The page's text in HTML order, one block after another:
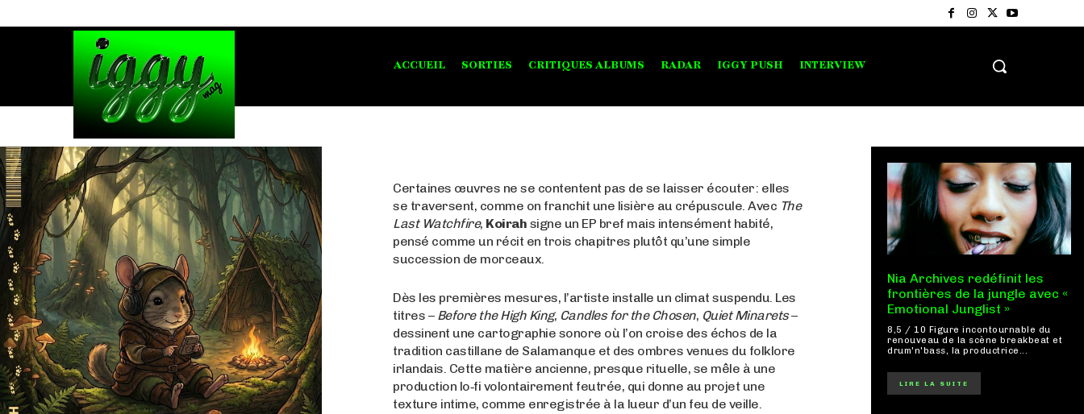
ACCUEIL SORTIES CRITIQUES ALBUMS RADAR IGGY PUSH INTERVIEW
Certaines œuvres ne se contentent pas de se laisser écouter : elles
se traversent, comme on franchit une lisière au crépuscule. Avec The
Last Watchfire, Koirah signe un EP bref mais intensément habité,
pensé comme un récit en trois chapitres plutôt qu’une simple
succession de morceaux.
Dès les premières mesures, l’artiste installe un climat suspendu. Les
titres – Before the High King, Candles for the Chosen, Quiet Minarets–
dessinent une cartographie sonore où l’on croise des échos de la
tradition castillane de Salamanque et des ombres venues du folklore
irlandais. Cette matière ancienne, presque rituelle, se mêle à une
production lo‑fi volontairement feutrée, qui donne au projet une
texture intime, comme enregistrée à la lueur d’un feu de veille.
Nia Archives redéfinit les
frontières de la jungle avec «
Emotional Junglist »
8,5 / 10 Figure incontournable du
renouveau de la scène breakbeat et
drum'n'bass, la productrice...
LIRE LA SUITE